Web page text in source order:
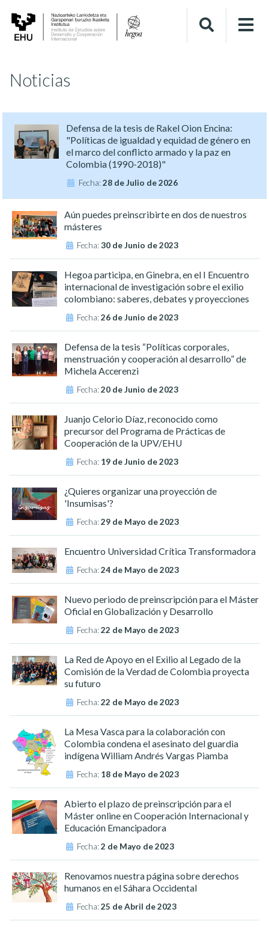
Noticias
Defensa de la tesis de Rakel Oion Encina:
"Políticas de igualdad y equidad de género en
el marco del conflicto armado y la paz en
Colombia (1990-2018)"
Fecha:28 de Julio de 2026
Aún puedes preinscribirte en dos de nuestros
másteres
Fecha:30 de Junio de 2023
Hegoa participa, en Ginebra, en el I Encuentro
internacional de investigación sobre el exilio
colombiano: saberes, debates y proyecciones
Fecha:26 de Junio de 2023
Defensa de la tesis “Políticas corporales,
menstruación y cooperación al desarrollo” de
Michela Accerenzi
Fecha:20 de Junio de 2023
Juanjo Celorio Díaz, reconocido como
precursor del Programa de Prácticas de
Cooperación de la UPV/EHU
Fecha: 19 de Junio de 2023
¿Quieres organizar una proyección de
'Insumisas'?
Fecha:29 de Mayo de 2023
Encuentro Universidad Crítica Transformadora
Fecha:24 de Mayo de 2023
Nuevo periodo de preinscripción para el Máster
Oficial en Globalización y Desarrollo
Fecha:22 de Mayo de 2023
La Red de Apoyo en el Exilio al Legado de la
Comisión de la Verdad de Colombia proyecta
su futuro
Fecha:22 de Mayo de 2023
La Mesa Vasca para la colaboración con
Colombia condena el asesinato del guardia
indígena William Andrés Vargas Piamba
Fecha: 18 de Mayo de 2023
Abierto el plazo de preinscripción para el
Máster online en Cooperación Internacional y
Educación Emancipadora
Fecha:2 de Mayo de 2023
Renovamos nuestra página sobre derechos
humanos en el Sáhara Occidental
Fecha:25 de Abril de 2023